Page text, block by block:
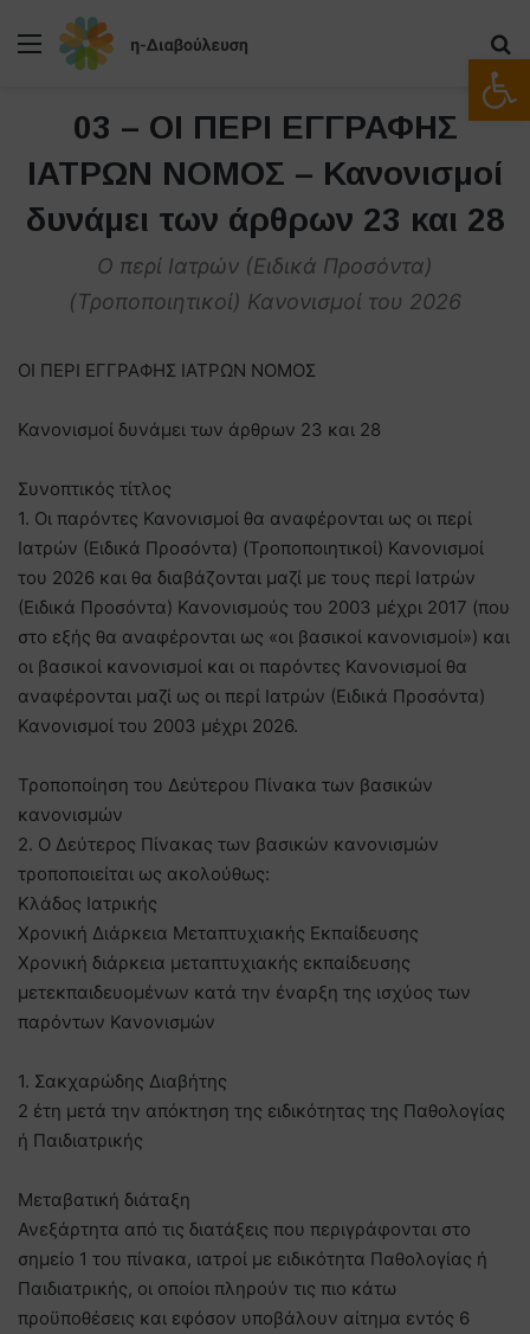
Μενού
03 – ΟΙ ΠΕΡΙ ΕΓΓΡΑΦΗΣ
ΙΑΤΡΩΝ ΝΟΜΟΣ – Κανονισμοί
δυνάμει των άρθρων 23 και 28
Ο περί Ιατρών (Ειδικά Προσόντα)
(Τροποποιητικοί) Κανονισμοί του 2026
ΟΙ ΠΕΡΙ ΕΓΓΡΑΦΗΣ ΙΑΤΡΩΝ ΝΟΜΟΣ
Κανονισμοί δυνάμει των άρθρων 23 και 28
Συνοπτικός τίτλος
1. Οι παρόντες Κανονισμοί θα αναφέρονται ως οι περί
Ιατρών (Ειδικά Προσόντα) (Τροποποιητικοί) Κανονισμοί
του 2026 και θα διαβάζονται μαζί με τους περί Ιατρών
(Ειδικά Προσόντα) Κανονισμούς του 2003 μέχρι 2017 (που
στο εξής θα αναφέρονται ως «οι βασικοί κανονισμοί») και
οι βασικοί κανονισμοί και οι παρόντες Κανονισμοί θα
αναφέρονται μαζί ως οι περί Ιατρών (Ειδικά Προσόντα)
Κανονισμοί του 2003 μέχρι 2026.
Τροποποίηση του Δεύτερου Πίνακα των βασικών
κανονισμών
2. Ο Δεύτερος Πίνακας των βασικών κανονισμών
τροποποιείται ως ακολούθως:
Κλάδος Ιατρικής
Χρονική Διάρκεια Μεταπτυχιακής Εκπαίδευσης
Χρονική διάρκεια μεταπτυχιακής εκπαίδευσης
μετεκπαιδευομένων κατά την έναρξη της ισχύος των
παρόντων Κανονισμών
1. Σακχαρώδης Διαβήτης
2 έτη μετά την απόκτηση της ειδικότητας της Παθολογίας
ή Παιδιατρικής
Μεταβατική διάταξη
Ανεξάρτητα από τις διατάξεις που περιγράφονται στο
σημείο 1 του πίνακα, ιατροί με ειδικότητα Παθολογίας ή
Παιδιατρικής, οι οποίοι πληρούν τις πιο κάτω
προϋποθέσεις και εφόσον υποβάλουν αίτημα εντός 6